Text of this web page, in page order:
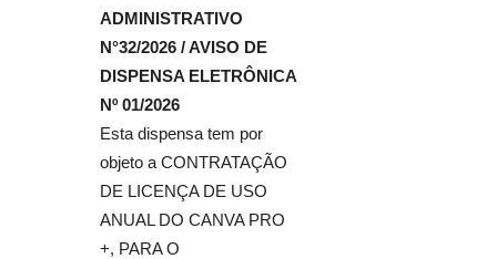
ADMINISTRATIVO
N°32/2026 / AVISO DE
DISPENSA ELETRÔNICA
Nº 01/2026
Esta dispensa tem por
objeto a CONTRATAÇÃO
DE LICENÇA DE USO
ANUAL DO CANVA PRO
+, PARA O